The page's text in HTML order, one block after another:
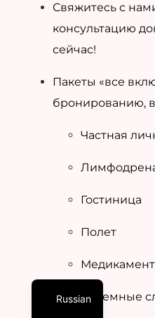
Свяжитесь с
консультацию
сейчас!
Пакеты «все
бронированию,
Частная
Гостиница
Полет
Медикамент
Наземные
Russian